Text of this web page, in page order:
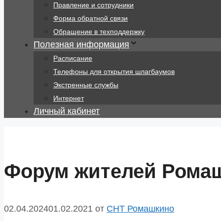
Правление и сотрудники
Форма обратной связи
Обращение в техподдержку
Полезная информация
Расписание
Телефоны для открытия шлагбаумов
Экстренные службы
Интернет
Личный кабинет
Форум жителей
02.04.202401.02.2021 от СНТ Ромашкино